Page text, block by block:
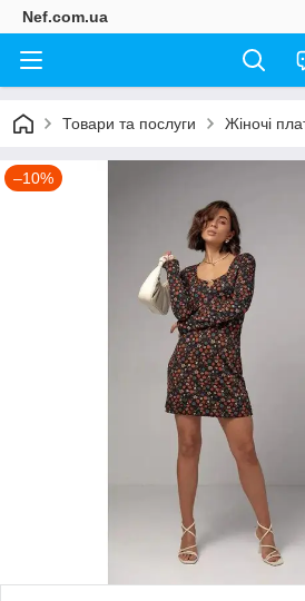
Nef.com.ua
Товари та послуги Жіночі
–10%